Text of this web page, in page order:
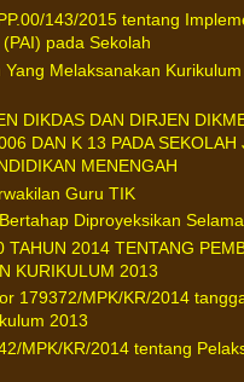
143/2015 tentang
pada Sekolah
Melaksanakan
DIKDAS DAN DIRJEN
DAN K 13 PADA SEKOLAH
MENENGAH
Guru TIK
Diproyeksikan
2014 TENTANG
KURIKULUM 2013
179372/MPK/KR/2014
2013
MPK/KR/2014 tentang